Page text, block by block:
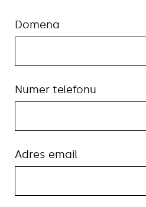
Domena
Numer telefonu
Adres email